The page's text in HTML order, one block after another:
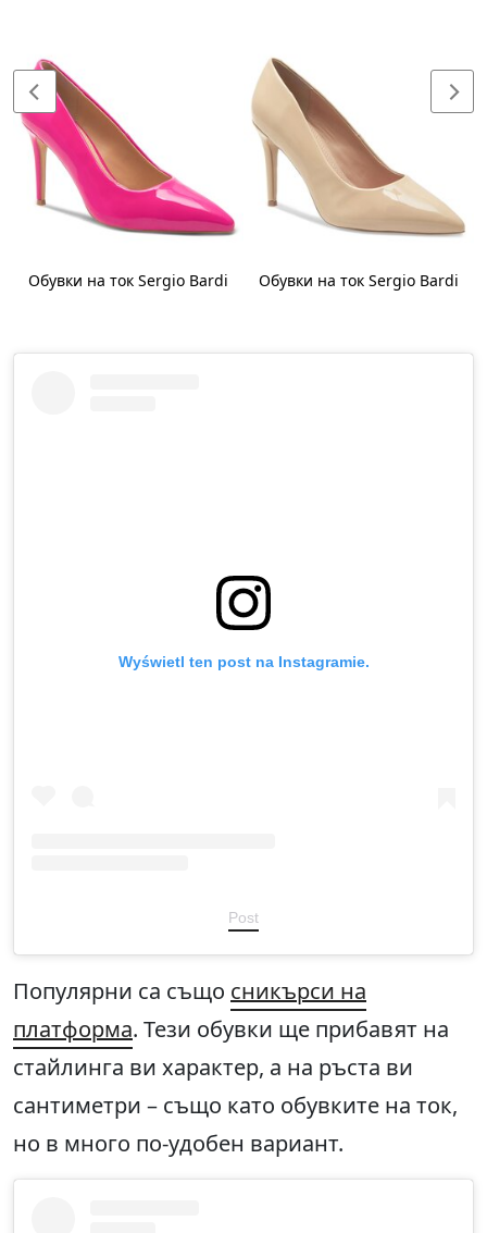
Обувки на ток Sergio Bardi Обувки на ток Sergio Bardi
Wyświetl ten post na Instagramie.
Post
Популярни са също сникърси на
платформа. Тези обувки ще прибавят на
стайлинга ви характер, а на ръста ви
сантиметри – също като обувките на ток,
но в много по-удобен вариант.